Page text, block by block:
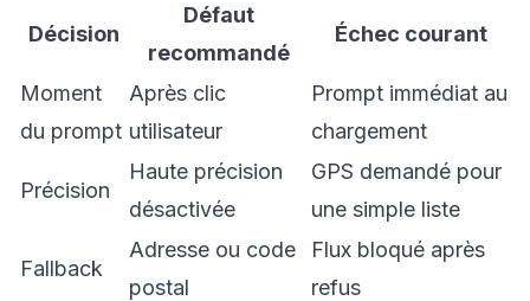
Décision
Défaut
recommandé
Échec courant
Moment
du prompt
Après clic
utilisateur
Prompt immédiat au
chargement
Précision
Haute précision
désactivée
GPS demandé pour
une simple liste
Fallback
Adresse ou code
postal
Flux bloqué après
refus